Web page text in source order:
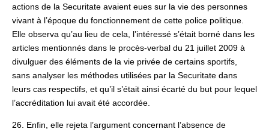
actions de la Securitate avaient eues sur la vie des personnes
vivant à l’époque du fonctionnement de cette police politique.
Elle observa qu’au lieu de cela, l’intéressé s’était borné dans les
articles mentionnés dans le procès-verbal du 21 juillet 2009 à
divulguer des éléments de la vie privée de certains sportifs,
sans analyser les méthodes utilisées par la Securitate dans
leurs cas respectifs, et qu’il s’était ainsi écarté du but pour lequel
l’accréditation lui avait été accordée.
26. Enfin, elle rejeta l’argument concernant l’absence de